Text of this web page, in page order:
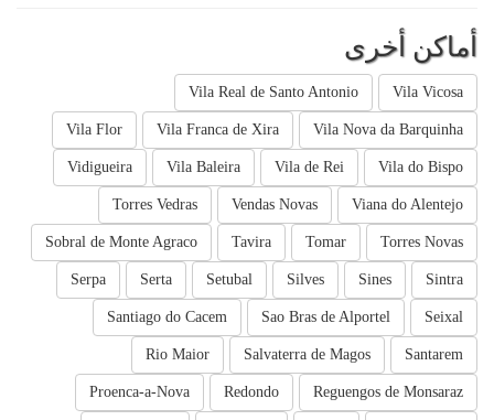
أماكن أخرى
Vila Vicosa
Vila Real de Santo Antonio
Vila Nova da Barquinha
Vila Franca de Xira
Vila Flor
Vila do Bispo
Vila de Rei
Vila Baleira
Vidigueira
Viana do Alentejo
Vendas Novas
Torres Vedras
Torres Novas
Tomar
Tavira
Sobral de Monte Agraco
Sintra
Sines
Silves
Setubal
Serta
Serpa
Seixal
Sao Bras de Alportel
Santiago do Cacem
Santarem
Salvaterra de Magos
Rio Maior
Reguengos de Monsaraz
Redondo
Proenca-a-Nova